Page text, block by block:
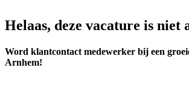
Helaas, deze vacature is niet
Word klantcontact medewerker bij een
Arnhem!